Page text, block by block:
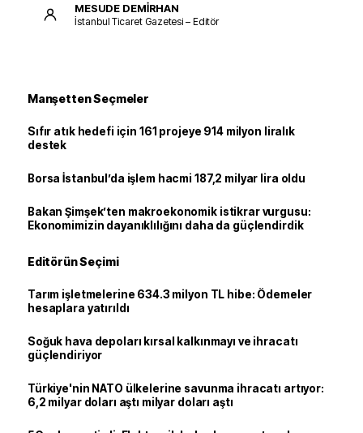
MESUDE DEMİRHAN
İstanbul Ticaret Gazetesi – Editör
Manşetten Seçmeler
Sıfır atık hedefi için 161 projeye 914 milyon liralık
destek
Borsa İstanbul’da işlem hacmi 187,2 milyar lira oldu
Bakan Şimşek’ten makroekonomik istikrar vurgusu:
Ekonomimizin dayanıklılığını daha da güçlendirdik
Editörün Seçimi
Tarım işletmelerine 634.3 milyon TL hibe: Ödemeler
hesaplara yatırıldı
Soğuk hava depoları kırsal kalkınmayı ve ihracatı
güçlendiriyor
Türkiye'nin NATO ülkelerine savunma ihracatı artıyor:
6,2 milyar doları aştı milyar doları aştı